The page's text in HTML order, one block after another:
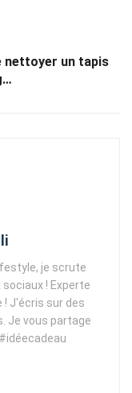
nettoyer un tapis
je scrute
! Experte
! J'écris sur des
Je vous partage